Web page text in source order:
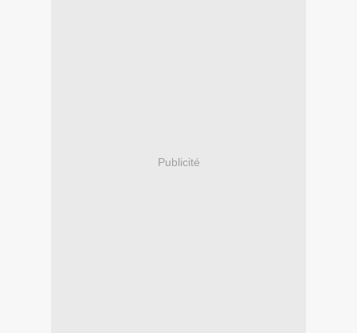
Publicité